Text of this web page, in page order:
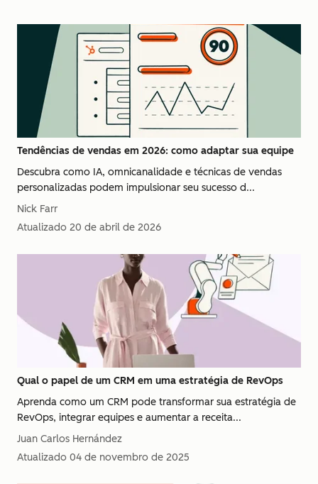
Tendências de vendas em 2026: como adaptar sua equipe
Descubra como IA, omnicanalidade e técnicas de vendas
personalizadas podem impulsionar seu sucesso d...
Nick Farr
Atualizado 20 de abril de 2026
Qual o papel de um CRM em uma estratégia de RevOps
Aprenda como um CRM pode transformar sua estratégia de
RevOps, integrar equipes e aumentar a receita...
Juan Carlos Hernández
Atualizado 04 de novembro de 2025